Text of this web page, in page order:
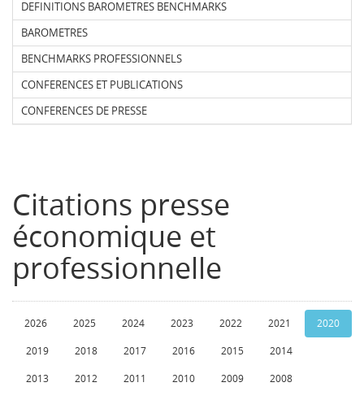
DEFINITIONS BAROMETRES BENCHMARKS
BAROMETRES
BENCHMARKS PROFESSIONNELS
CONFERENCES ET PUBLICATIONS
CONFERENCES DE PRESSE
Citations presse
économique et
professionnelle
2026 2025 2024 2023 2022 2021 2020
2019 2018 2017 2016 2015 2014
2013 2012 2011 2010 2009 2008